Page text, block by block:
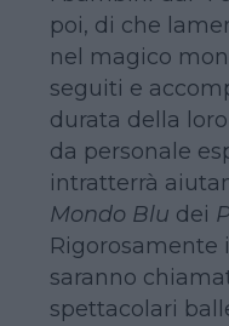
poi, di che
nel magico
seguiti e
durata della
da personale
intratterrà
Mondo Blu dei
Rigorosamente
saranno
spettacolari